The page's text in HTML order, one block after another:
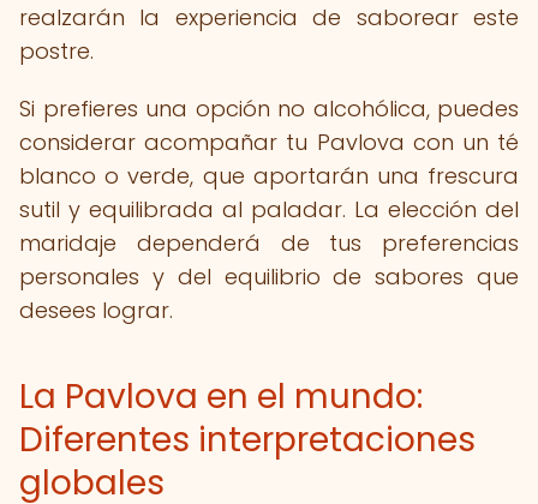
realzarán la experiencia de saborear este
postre.
Si prefieres una opción no alcohólica, puedes
considerar acompañar tu Pavlova con un té
blanco o verde, que aportarán una frescura
sutil y equilibrada al paladar. La elección del
maridaje dependerá de tus preferencias
personales y del equilibrio de sabores que
desees lograr.
La Pavlova en el mundo:
Diferentes interpretaciones
globales